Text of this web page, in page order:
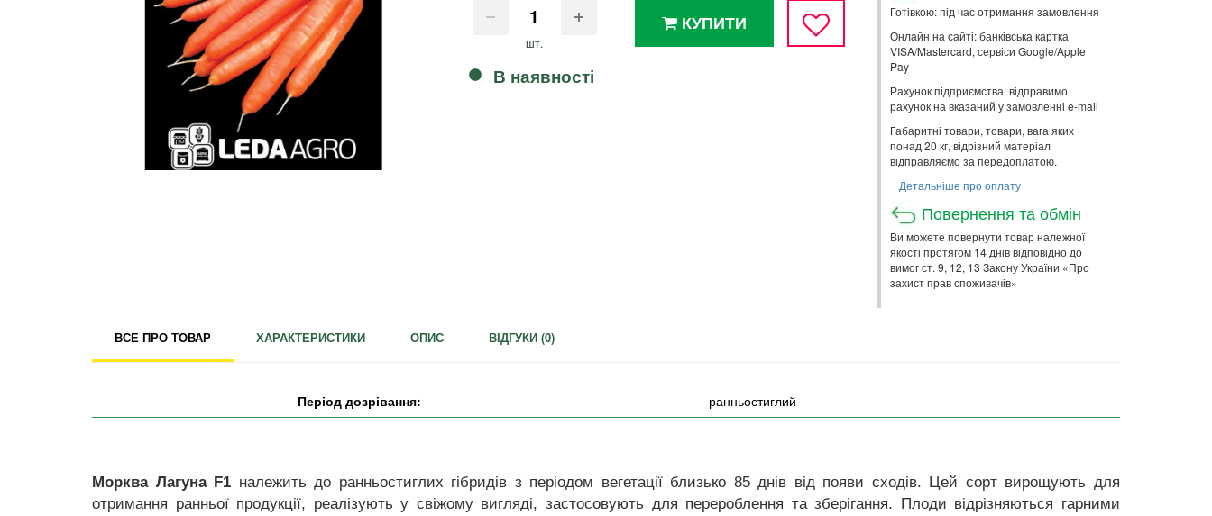
Для кімнатних рослин
Для ландшафтного дизайну
Для поливу
Інструменти та інвентар
Бджільництво
Садові фігури
шт.
КУПИТИ
В наявності
Готівкою: під час отримання замовлення
Онлайн на сайті: банківська картка
VISA/Mastercard, сервіси Google/Apple
Pay
Рахунок підприємства: відправимо
рахунок на вказаний у замовленні e-mail
Габаритні товари, товари, вага яких
понад 20 кг, відрізний матеріал
відправляємо за передоплатою.
Детальніше про оплату
Повернення та обмін
Ви можете повернути товар належної
якості протягом 14 днів відповідно до
вимог ст. 9, 12, 13 Закону України «Про
захист прав споживачів»
ВСЕ ПРО ТОВАР ХАРАКТЕРИСТИКИ ОПИС ВІДГУКИ (0)
Період дозрівання: ранньостиглий
Морква Лагуна F1 належить до ранньостиглих гібридів з періодом вегетації близько 85 днів від появи сходів. Цей сорт вирощують для
отримання ранньої продукції, реалізують у свіжому вигляді, застосовують для перероблення та зберігання. Плоди відрізняються гарними